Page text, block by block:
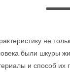
не
были шкуры
и способ